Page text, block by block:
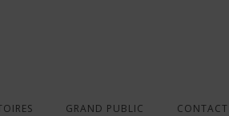
GRAND PUBLIC CONTACT